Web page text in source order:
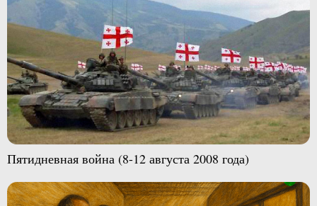
Пятидневная война (8-12 августа 2008 года)